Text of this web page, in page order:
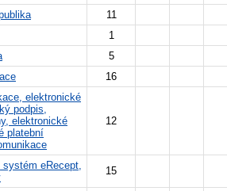
11
1
5
16
elektronické
podpis,
elektronické
platební
12
systém eRecept,
15